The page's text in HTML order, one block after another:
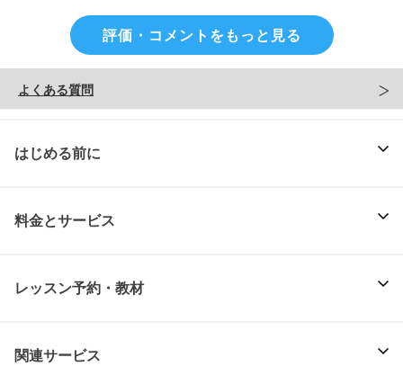
評価・コメントをもっと見る
よくある質問
はじめる前に
料金とサービス
レッスン予約・教材
関連サービス